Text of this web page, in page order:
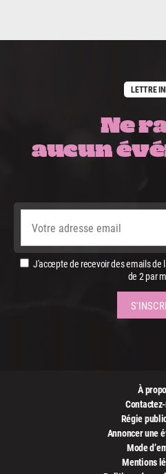
LETTRE
Ne
aucun
J'accepte de recevoir des emails de
de 2 par
À
Régie
Annoncer une
Mode
Mentions